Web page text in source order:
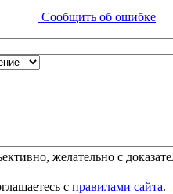
Сообщить об ошибке
желательно с
с правилами сайта.